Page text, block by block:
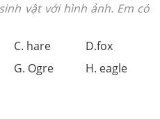
vật với hình ảnh. Em có
C. hare
D.fox
G. Ogre H. eagle